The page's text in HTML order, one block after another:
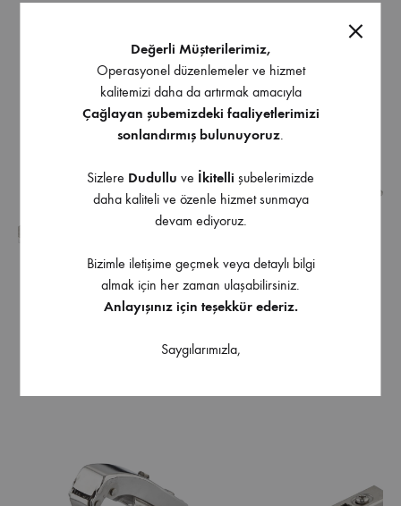
Erc Dereceli Frensiz Tas
menteşe 135º
Erc Dereceli Frensiz Tas
Değerli Müşterilerimiz,
Operasyonel düzenlemeler ve hizmet
kalitemizi daha da artırmak amacıyla
Çağlayan şubemizdeki faaliyetlerimizi
sonlandırmış bulunuyoruz.
Sizlere Dudullu ve İkitelli şubelerimizde
daha kaliteli ve özenle hizmet sunmaya
devam ediyoruz.
Bizimle iletişime geçmek veya detaylı bilgi
almak için her zaman ulaşabilirsiniz.
Anlayışınız için teşekkür ederiz.
Saygılarımızla,